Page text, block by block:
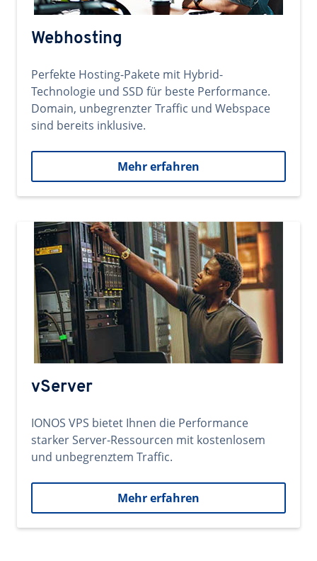
Webhosting
Perfekte Hosting-Pakete mit Hybrid-
Technologie und SSD für beste Performance.
Domain, unbegrenzter Traffic und Webspace
sind bereits inklusive.
Mehr erfahren
vServer
IONOS VPS bietet Ihnen die Performance
starker Server-Ressourcen mit kostenlosem
und unbegrenztem Traffic.
Mehr erfahren